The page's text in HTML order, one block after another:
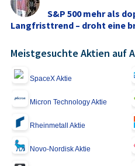
S&P 500 mehr als
Langfristtrend – droht eine
Meistgesuchte Aktien auf
SpaceX Aktie
Micron Technology Aktie
Rheinmetall Aktie
Novo-Nordisk Aktie